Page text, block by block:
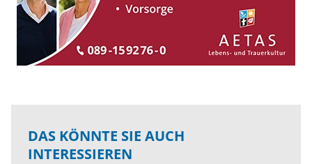
DAS KÖNNTE SIE AUCH
INTERESSIEREN